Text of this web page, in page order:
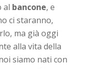
al bancone, e
ci staranno,
ma già oggi
alla vita della
siamo nati con